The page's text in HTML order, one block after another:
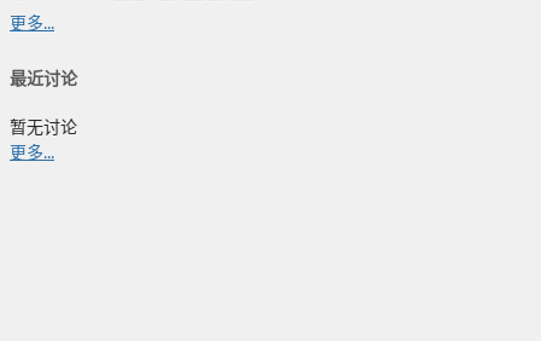
更多...
最近讨论
暂无讨论
更多...